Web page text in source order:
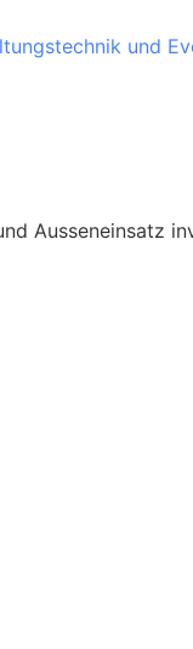
Ausseneinsatz